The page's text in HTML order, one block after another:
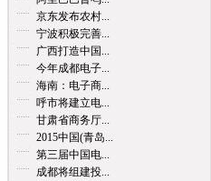
京东发布农村...
宁波积极完善...
广西打造中国...
今年成都电子...
海南：电子商...
呼市将建立电...
甘肃省商务厅...
2015中国(青岛...
第三届中国电...
成都将组建投...